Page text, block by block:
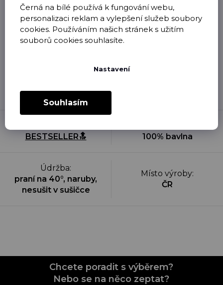
Černá na bílé používá k fungování webu,
personalizaci reklam a vylepšení služeb soubory
cookies. Používáním našich stránek s užitím
souborů cookies souhlasíte.
Nastavení
Souhlasím
jinak poškozené, není možné nám vrátit zpět v rámci
BESTSELLER🔝
100% bavlna
Údržba:
praní na 40°, naruby,
nesušit v sušičce
Místo výroby:
ČR
Chcete poradit s výběrem?
Nebo se na něco zeptat?